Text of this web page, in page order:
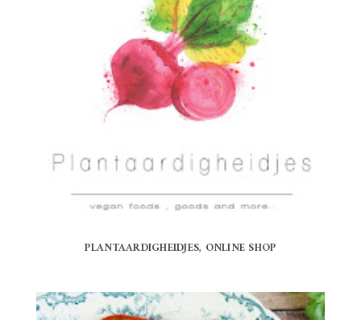
PLANTAARDIGHEIDJES, ONLINE SHOP